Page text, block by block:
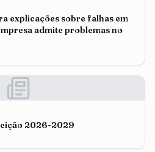
explicações sobre falhas em
admite problemas no
2026-2029